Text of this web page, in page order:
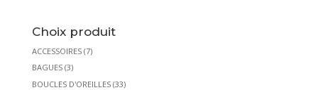
Choix produit
ACCESSOIRES (7)
BAGUES (3)
BOUCLES D'OREILLES (33)